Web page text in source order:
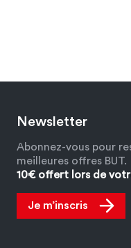
Newsletter
Abonnez-vous pour
meilleures offres BUT.
10€ offert lors de
Je m’inscris